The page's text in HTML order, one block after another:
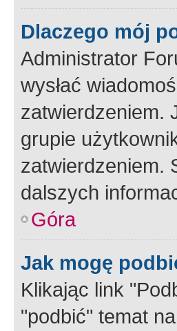
Dlaczego mój
Administrator
wysłać
zatwierdzeniem.
grupie
zatwierdzeniem.
dalszych
Góra
Jak mogę
Klikając link
"podbić" temat